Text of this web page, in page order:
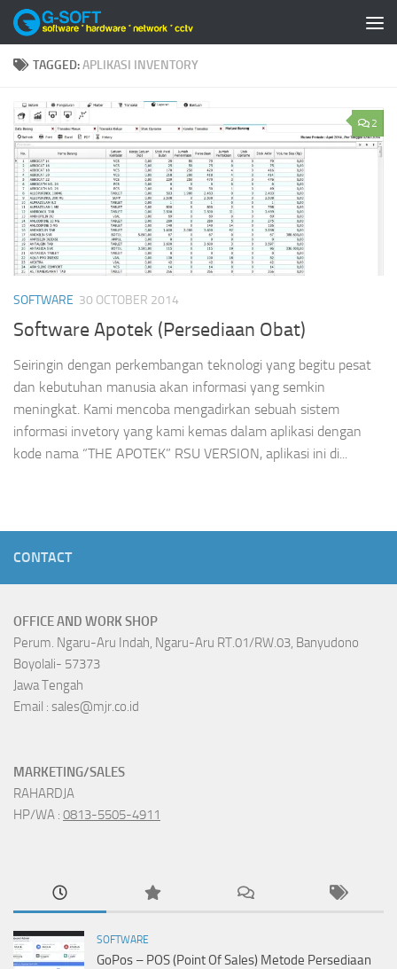
Skip to content
TAGGED:APLIKASI INVENTORY
2
SOFTWARE 30 OCTOBER 2014
Software Apotek (Persediaan Obat)
Seiringin dengan perkembangan teknologi yang begitu pesat
dan kebutuhan manusia akan informasi yang semkin
meningkat. Kami mencoba mengadirkan sebuah sistem
informasi invetory yang kami kemas dalam aplikasi dengan
kode nama “THE APOTEK” RSU VERSION, aplikasi ini di...
CONTACT
OFFICE AND WORK SHOP
Perum. Ngaru-Aru Indah, Ngaru-Aru RT.01/RW.03, Banyudono
Boyolali- 57373
Jawa Tengah
Email : sales@mjr.co.id
MARKETING/SALES
RAHARDJA
HP/WA : 0813-5505-4911
SOFTWARE
GoPos – POS (Point Of Sales) Metode Persediaan